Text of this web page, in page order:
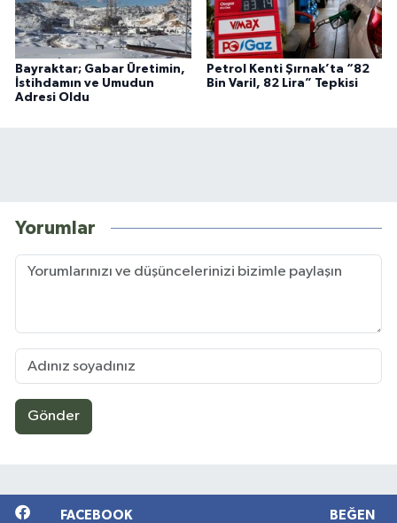
Bayraktar; Gabar Üretimin,
İstihdamın ve Umudun
Adresi Oldu
Petrol Kenti Şırnak’ta “82
Bin Varil, 82 Lira” Tepkisi
Yorumlar
Gönder
FACEBOOK BEĞEN